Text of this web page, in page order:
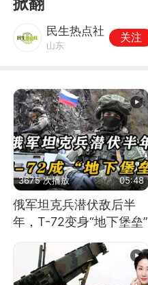
民生热点社
山东
关注
3675 次播放 05:48
俄军坦克兵潜伏敌后半
年，T-72变身“地下堡垒”